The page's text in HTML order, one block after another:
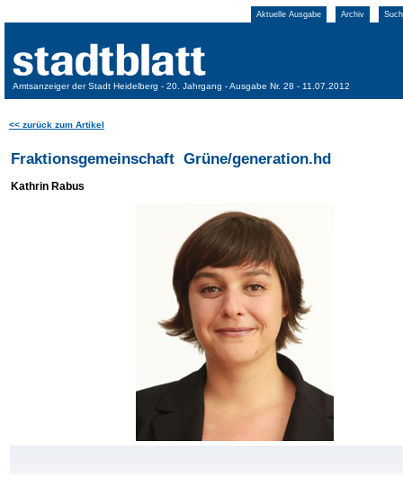
Aktuelle Ausgabe Archiv
Amtsanzeiger der Stadt Heidelberg - 20. Jahrgang - Ausgabe Nr. 28 - 11.07.2012
<< zurück zum Artikel
Fraktionsgemeinschaft Grüne/generation.hd
Kathrin Rabus